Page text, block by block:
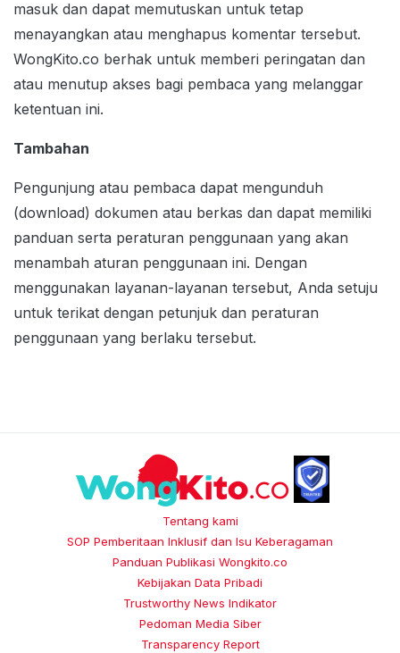
masuk dan dapat memutuskan untuk tetap
menayangkan atau menghapus komentar tersebut.
WongKito.co berhak untuk memberi peringatan dan
atau menutup akses bagi pembaca yang melanggar
ketentuan ini.
Tambahan
Pengunjung atau pembaca dapat mengunduh
(download) dokumen atau berkas dan dapat memiliki
panduan serta peraturan penggunaan yang akan
menambah aturan penggunaan ini. Dengan
menggunakan layanan-layanan tersebut, Anda setuju
untuk terikat dengan petunjuk dan peraturan
penggunaan yang berlaku tersebut.
Tentang kami
SOP Pemberitaan Inklusif dan Isu Keberagaman
Panduan Publikasi Wongkito.co
Kebijakan Data Pribadi
Trustworthy News Indikator
Pedoman Media Siber
Transparency Report